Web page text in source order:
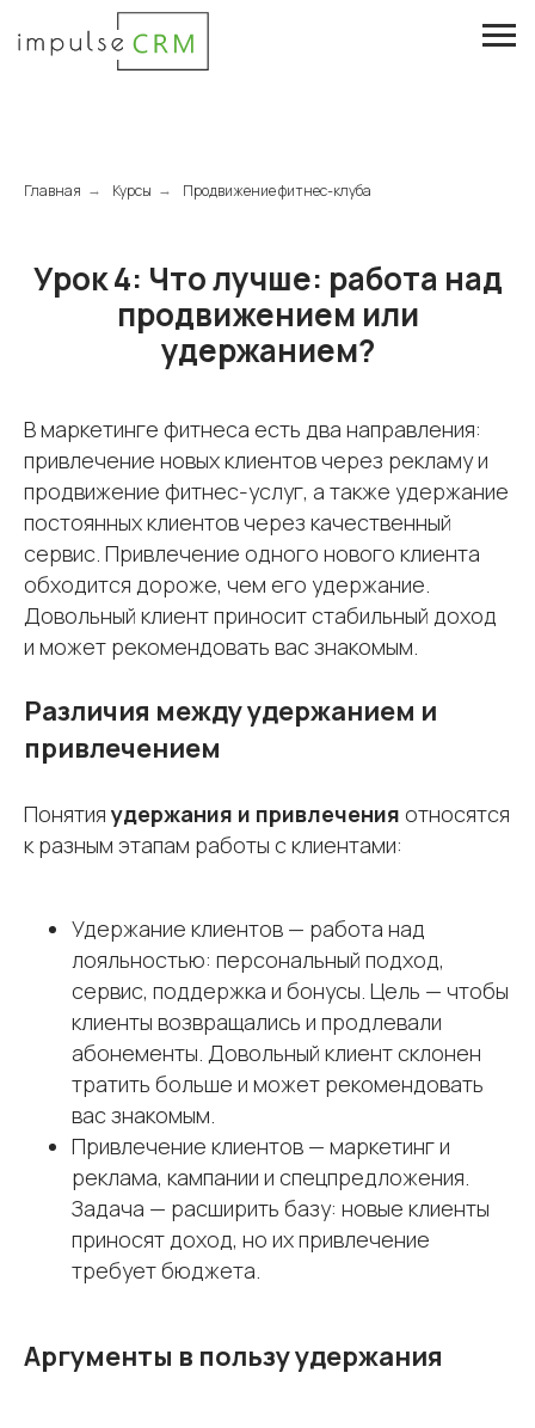
Главная → Курсы → Продвижение фитнес-клуба
Урок 4: Что лучше: работа над
продвижением или
удержанием?
В маркетинге фитнеса есть два направления:
привлечение новых клиентов через рекламу и
продвижение фитнес-услуг, а также удержание
постоянных клиентов через качественный
сервис. Привлечение одного нового клиента
обходится дороже, чем его удержание.
Довольный клиент приносит стабильный доход
и может рекомендовать вас знакомым.
Различия между удержанием и
привлечением
Понятия удержания и привлечения относятся
к разным этапам работы с клиентами:
Удержание клиентов — работа над
лояльностью: персональный подход,
сервис, поддержка и бонусы. Цель — чтобы
клиенты возвращались и продлевали
абонементы. Довольный клиент склонен
тратить больше и может рекомендовать
вас знакомым.
Привлечение клиентов — маркетинг и
реклама, кампании и спецпредложения.
Задача — расширить базу: новые клиенты
приносят доход, но их привлечение
требует бюджета.
Аргументы в пользу удержания